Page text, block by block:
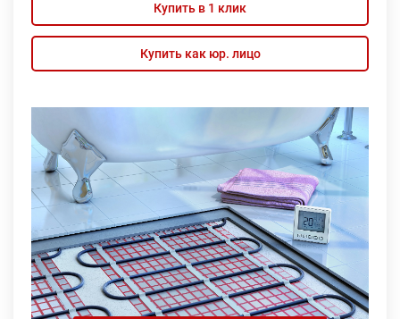
Купить в 1 клик
Купить как юр. лицо